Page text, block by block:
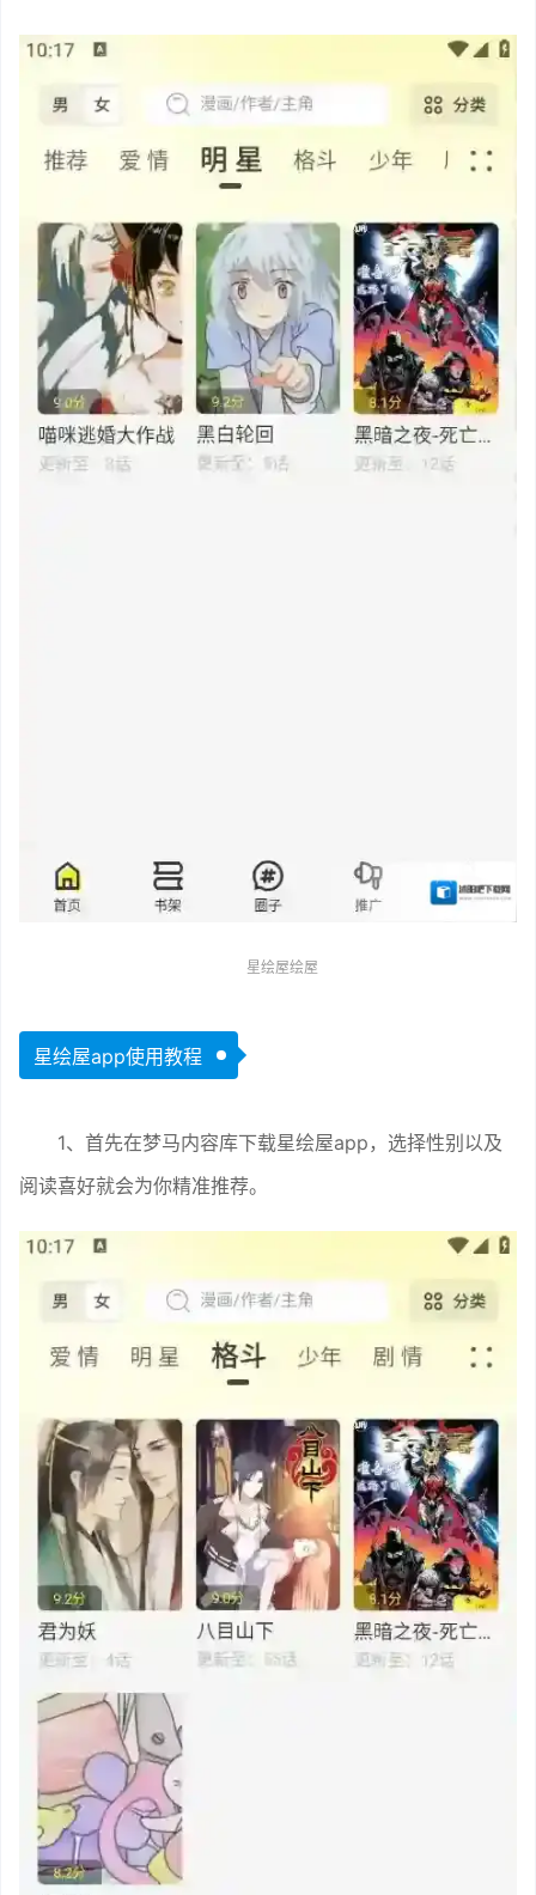
星绘屋绘屋
星绘屋app使用教程
1、首先在梦马内容库下载星绘屋app，选择性别以及
阅读喜好就会为你精准推荐。